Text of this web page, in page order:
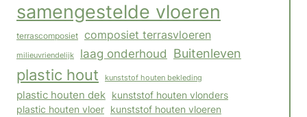
samengestelde vloeren
terrascomposiet composiet terrasvloeren
milieuvriendelijk laag onderhoud Buitenleven
plastic hout kunststof houten bekleding
plastic houten dek kunststof houten vlonders
plastic houten vloer kunststof houten vloeren